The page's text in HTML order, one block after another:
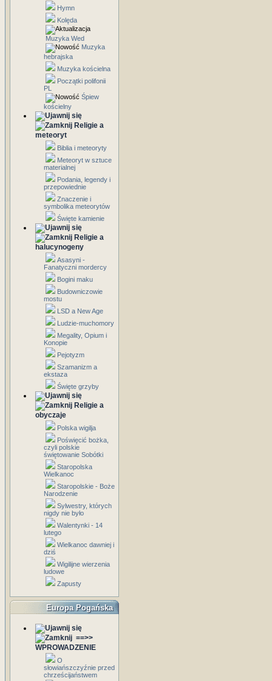
Hymn
Kolęda
Muzyka Wed
Muzyka
hebrajska
Muzyka kościelna
Początki polifonii
PL
Śpiew
kościelny
Religie a
meteoryt
Biblia i meteoryty
Meteoryt w sztuce
materialnej
Podania, legendy i
przepowiednie
Znaczenie i
symbolika meteorytów
Święte kamienie
Religie a
halucynogeny
Asasyni -
Fanatyczni mordercy
Bogini maku
Budowniczowie
mostu
LSD a New Age
Ludzie-muchomory
Megality, Opium i
Konopie
Pejotyzm
Szamanizm a
ekstaza
Święte grzyby
Religie a
obyczaje
Polska wigilja
Poświęcić bożka,
czyli polskie
świętowanie Sobótki
Staropolska
Wielkanoc
Staropolskie - Boże
Narodzenie
Sylwestry, których
nigdy nie było
Walentynki - 14
lutego
Wielkanoc dawniej i
dziś
Wigilijne wierzenia
ludowe
Zapusty
Europa Pogańska
==>>
WPROWADZENIE
O
słowiańszczyźnie przed
chrześcijaństwem